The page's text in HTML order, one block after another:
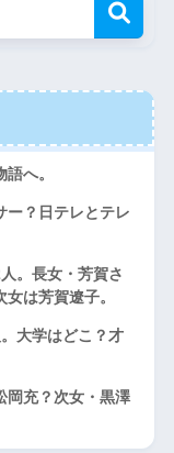
へ。
ー？日テレとテレ
。長女・芳賀さ
は芳賀遼子。
大学はどこ？才
岡充？次女・黒澤